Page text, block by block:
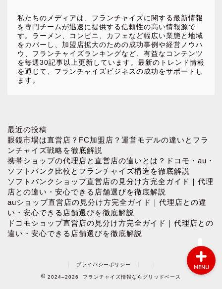
私たちのメディアは、フランチャイズに関する最新情報
を専門チームが迅速に提供する信頼性の高い情報源で
す。ラーメン、コンビニ、カフェなど幅広い業態と地域
をカバーし、加盟店拡大のための成功事例や経営ノウハ
ウ、フランチャイズランキングなど、有益なコンテンツ
を毎週30記事以上更新しています。最新のトレンド情報
を通じて、フランチャイズビジネスの成功をサポートし
ます。
最近の投稿
眼鏡市場は直営店？FC加盟店？運営モデルの違いとフラ
ンチャイズ戦略を徹底解説
携帯ショップの代理店と直営店の違いとは？ドコモ・au・
ソフトバンク比較とフランチャイズ構造を徹底解説
ソフトバンクショップ直営店の見分け方完全ガイド｜代理
店との違い・安心できる店舗選びを徹底解説
auショップ直営店の見分け方完全ガイド｜代理店との違
い・安心できる店舗選びを徹底解説
ドコモショップ直営店の見分け方完全ガイド｜代理店との
違い・安心できる店舗選びを徹底解説
プライバシーポリシー
2024–2026 フランチャイズ情報ならグリッドベース
MENU
お問い合わせ
プロフィール
プライバシーポリシー